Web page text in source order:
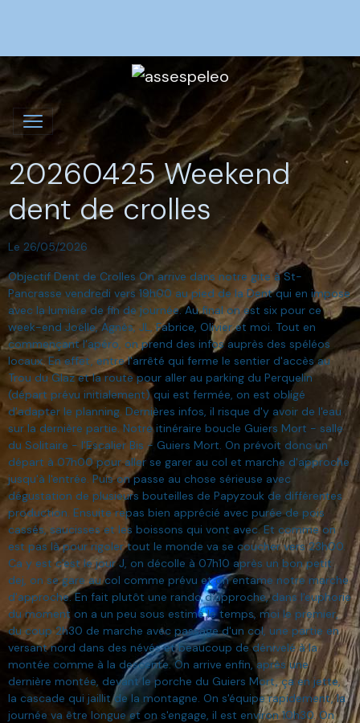
20260425 Weekend
dent de crolles
Le 26/05/2026
Objectif Dent de Crolles On arrive dans notre gite à St-
Pancrasse vendredi vers 19h00 au pied de la Dent qui en impose
avec la lumière de fin de journée. Au final on est six pour ce
week-end Joëlle, Agnès, JL, Fabrice, Olivier et moi. Tout en
commençant l'apéro, on prend des infos auprès des spéléos
locaux. En effet, entre l'arrêté qui ferme le sentier d'accès au
Trou du Glaz et la route pour aller au parking du Perquelin
(départ prévu initialement) qui est fermée, on est obligé
d'adapter le planning. Dernières infos, il risque d'y avoir de l'eau
sur la dernière partie. Notre itinéraire boucle Guiers Mort - salle
du Solitaire - l'Escalier Bis - Guiers Mort. On prévoit donc un
départ à 07h00 pour aller se garer au col et marche d'approche
jusqu'à l'entrée. Puis on passe au chose sérieuse avec
dégustation de plusieurs bouteilles de Papyzouk de différentes
production. Ensuite repas bien apprécié avec purée de pois
cassés, saucisses et les boissons qui vont avec. Et comme on
est pas là pour rigoler tout le monde va se coucher vers 23h00.
Ca y est c'est le jour J, on décolle à 07h10 après un bon petit
dej, on se gare au col comme prévu et on entame notre marche
d'approche. En fait plutôt une rando d'approche, dans l'euphorie
du moment on a un peu sous estimé le temps, moi le premier,
du coup 2h30 de marche avec passage d'un col, une partie en
versant nord dans des névés et beaucoup de dénivelé à la
montée comme à la descente. On arrive enfin, après une
dernière montée, devant le porche du Guiers Mort, ça en jette,
la cascade qui jaillit de la montagne. On s'équipe rapidement, la
journée va être longue et on s'engage, il est environ 10h30. On